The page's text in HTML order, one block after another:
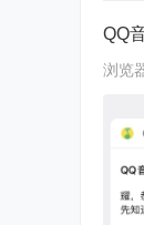
QQ
浏览